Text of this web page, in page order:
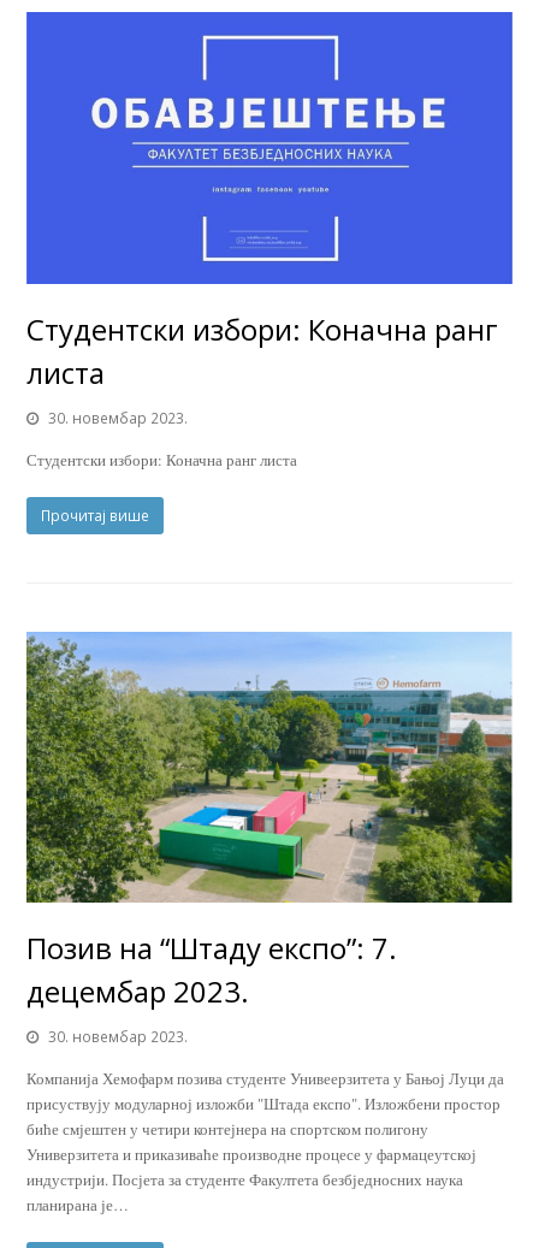
Студентски избори: Коначна ранг
листа
30. новембар 2023.
Студентски избори: Коначна ранг листа
Прочитај више
Позив на “Штаду експо”: 7.
децембар 2023.
30. новембар 2023.
Компанија Хемофарм позива студенте Унивеерзитета у Бањој Луци да
присуствују модуларној изложби "Штада експо". Изложбени простор
биће смјештен у четири контејнера на спортском полигону
Универзитета и приказиваће производне процесе у фармацеутској
индустрији. Посјета за студенте Факултета безбједносних наука
планирана је…